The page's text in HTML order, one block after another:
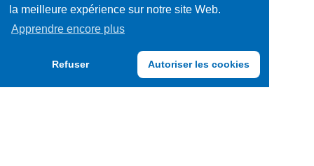
la meilleure expérience sur notre site Web.
Apprendre encore plus
Refuser Autoriser les cookies